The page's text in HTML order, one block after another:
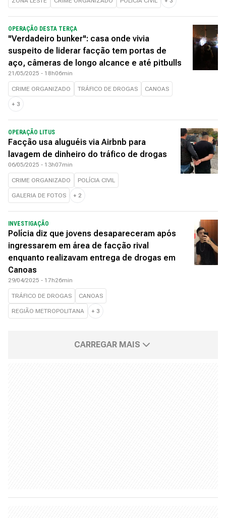
OPERAÇÃO DESTA TERÇA
"Verdadeiro bunker": casa onde vivia
suspeito de liderar facção tem portas de
aço, câmeras de longo alcance e até pitbulls
21/05/2025 - 18h06min
CRIME ORGANIZADO TRÁFICO DE DROGAS CANOAS
+ 3
OPERAÇÃO LITUS
Facção usa aluguéis via Airbnb para
lavagem de dinheiro do tráfico de drogas
06/05/2025 - 13h07min
CRIME ORGANIZADO POLÍCIA CIVIL
GALERIA DE FOTOS + 2
INVESTIGAÇÃO
Polícia diz que jovens desapareceram após
ingressarem em área de facção rival
enquanto realizavam entrega de drogas em
Canoas
29/04/2025 - 17h26min
TRÁFICO DE DROGAS CANOAS
REGIÃO METROPOLITANA + 3
CARREGAR MAIS